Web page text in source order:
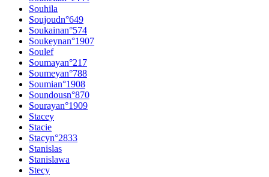
Souhila
Soujoudn°649
Soukainan°574
Soukeynan°1907
Soulef
Soumayan°217
Soumeyan°788
Soumian°1908
Soundousn°870
Sourayan°1909
Stacey
Stacie
Stacyn°2833
Stanislas
Stanislawa
Stecy